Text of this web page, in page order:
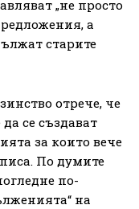
„не просто
а
старите
отрече, че
се създават
за които вече
По думите
по-
на